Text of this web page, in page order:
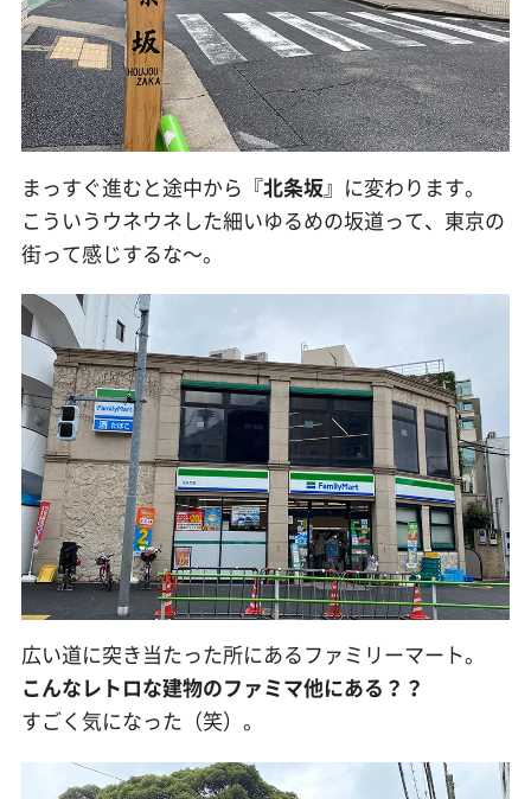
まっすぐ進むと途中から『北条坂』に変わります。
こういうウネウネした細いゆるめの坂道って、東京の
街って感じするな〜。
広い道に突き当たった所にあるファミリーマート。
こんなレトロな建物のファミマ他にある？？
すごく気になった（笑）。